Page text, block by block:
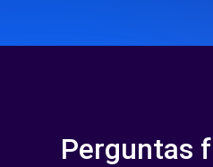
Perguntas